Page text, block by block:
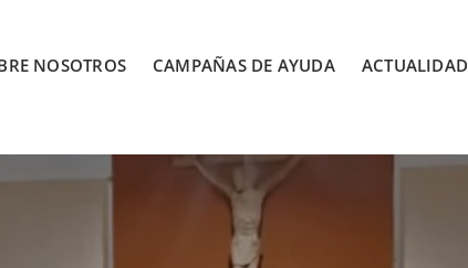
NOSOTROS CAMPAÑAS DE AYUDA ACTUALIDAD